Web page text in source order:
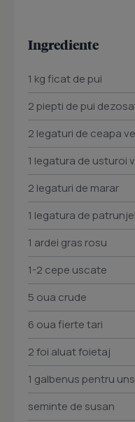
Ingrediente
1 kg ficat de pui
2 piepti de pui
2 legaturi de ceapa
1 legatura de usturoi
2 legaturi de marar
1 legatura de
1 ardei gras rosu
1-2 cepe uscate
5 oua crude
6 oua fierte tari
2 foi aluat foietaj
1 galbenus pentru
seminte de susan